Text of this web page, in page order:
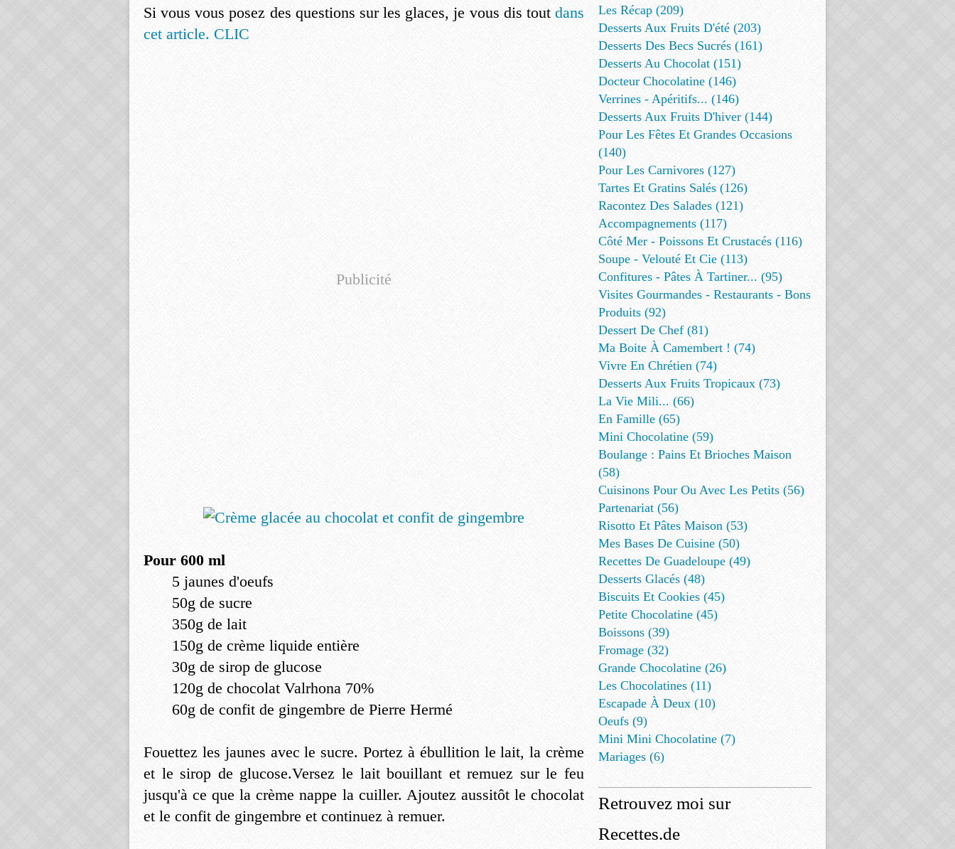
Si vous vous posez des questions sur les glaces, je vous dis tout dans
cet article. CLIC
Publicité
Pour 600 ml
5 jaunes d'oeufs
50g de sucre
350g de lait
150g de crème liquide entière
30g de sirop de glucose
120g de chocolat Valrhona 70%
60g de confit de gingembre de Pierre Hermé
Fouettez les jaunes avec le sucre. Portez à ébullition le lait, la crème
et le sirop de glucose.Versez le lait bouillant et remuez sur le feu
jusqu'à ce que la crème nappe la cuiller. Ajoutez aussitôt le chocolat
et le confit de gingembre et continuez à remuer.
Les Récap (209)
Desserts Aux Fruits D'été (203)
Desserts Des Becs Sucrés (161)
Desserts Au Chocolat (151)
Docteur Chocolatine (146)
Verrines - Apéritifs... (146)
Desserts Aux Fruits D'hiver (144)
Pour Les Fêtes Et Grandes Occasions
(140)
Pour Les Carnivores (127)
Tartes Et Gratins Salés (126)
Racontez Des Salades (121)
Accompagnements (117)
Côté Mer - Poissons Et Crustacés (116)
Soupe - Velouté Et Cie (113)
Confitures - Pâtes À Tartiner... (95)
Visites Gourmandes - Restaurants - Bons
Produits (92)
Dessert De Chef (81)
Ma Boite À Camembert ! (74)
Vivre En Chrétien (74)
Desserts Aux Fruits Tropicaux (73)
La Vie Mili... (66)
En Famille (65)
Mini Chocolatine (59)
Boulange : Pains Et Brioches Maison
(58)
Cuisinons Pour Ou Avec Les Petits (56)
Partenariat (56)
Risotto Et Pâtes Maison (53)
Mes Bases De Cuisine (50)
Recettes De Guadeloupe (49)
Desserts Glacés (48)
Biscuits Et Cookies (45)
Petite Chocolatine (45)
Boissons (39)
Fromage (32)
Grande Chocolatine (26)
Les Chocolatines (11)
Escapade À Deux (10)
Oeufs (9)
Mini Mini Chocolatine (7)
Mariages (6)
Retrouvez moi sur
Recettes.de